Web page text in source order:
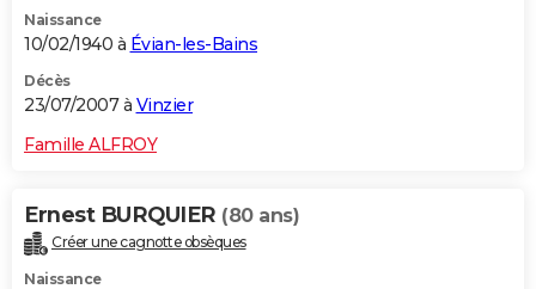
Naissance
10/02/1940 à Évian-les-Bains
Décès
23/07/2007 à Vinzier
Famille ALFROY
Ernest BURQUIER (80 ans)
Créer une cagnotte obsèques
Naissance